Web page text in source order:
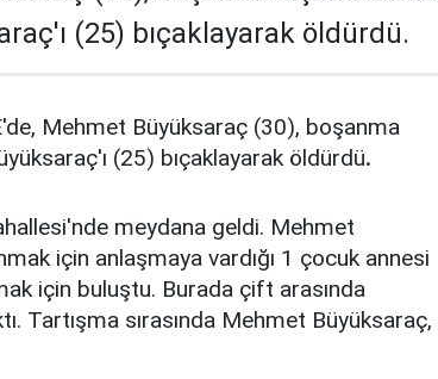
(25) bıçaklayarak öldürdü.
Mehmet Büyüksaraç (30), boşanma
(25) bıçaklayarak öldürdü.
meydana geldi. Mehmet
için anlaşmaya vardığı 1 çocuk annesi
için buluştu. Burada çift arasında
Tartışma sırasında Mehmet Büyüksaraç,